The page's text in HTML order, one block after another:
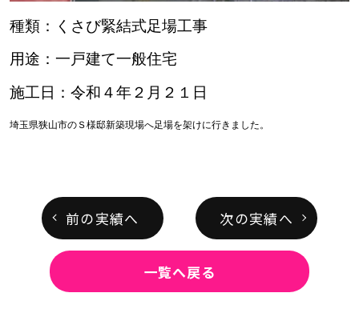
種類：くさび緊結式足場工事
用途：一戸建て一般住宅
施工日：令和４年２月２１日
埼玉県狭山市のＳ様邸新築現場へ足場を架けに行きました。
前の実績へ 次の実績へ
一覧へ戻る